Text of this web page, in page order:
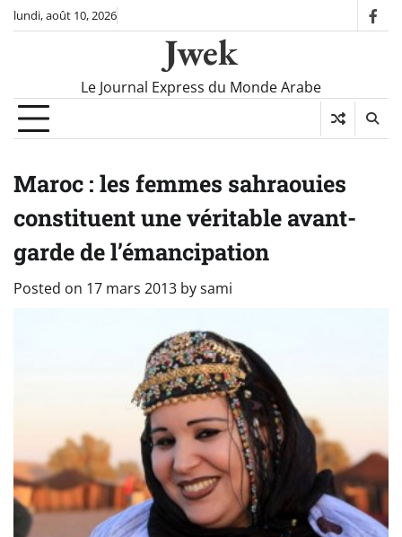
Skiplundi, août 10, 2026
Jwek
Le Journal Express du Monde Arabe
Maroc : les femmes sahraouies
constituent une véritable avant-
garde de l’émancipation
Posted on 17 mars 2013 bysami